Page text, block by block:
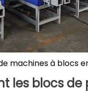
machines à blocs
les blocs de